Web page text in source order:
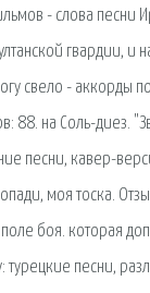
- слова песни
гвардии,
свело - аккорды
88. на Соль-диез.
песни, кавер-
моя тоска.
поле боя. которая
турецкие песни,